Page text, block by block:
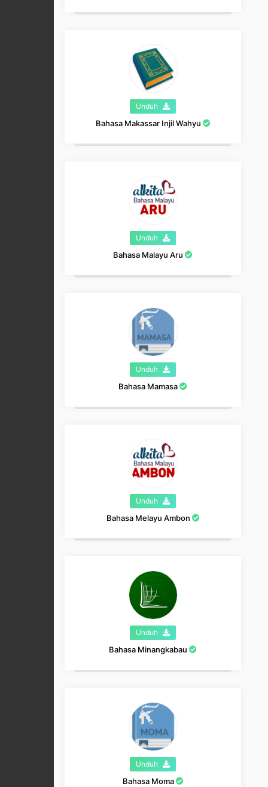
Unduh
Bahasa Makassar Injil Wahyu
Unduh
Bahasa Malayu Aru
Unduh
Bahasa Mamasa
Unduh
Bahasa Melayu Ambon
Unduh
Bahasa Minangkabau
Unduh
Bahasa Moma